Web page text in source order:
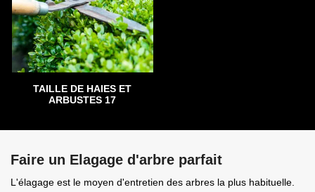
TAILLE DE HAIES ET
ARBUSTES 17
Faire un Elagage d'arbre parfait
L'élagage est le moyen d'entretien des arbres la plus habituelle.